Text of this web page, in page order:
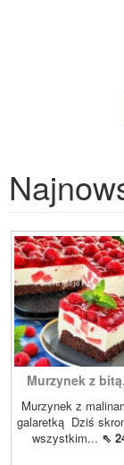
Murzynek z
Murzynek z
galaretką Dziś
wszystkim... ⇖